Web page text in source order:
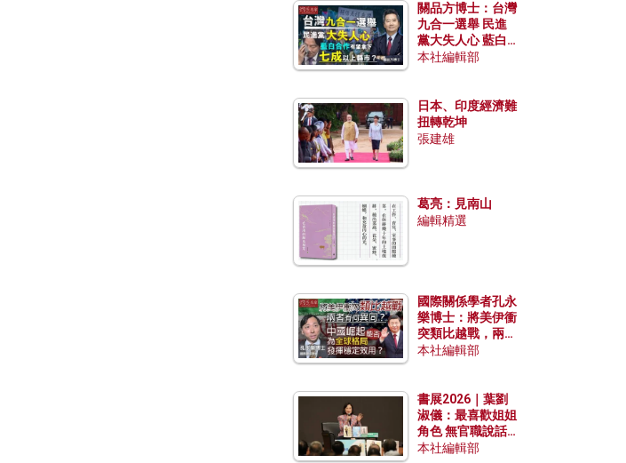
關品方博士：台灣
九合一選舉 民進
黨大失人心 藍白
合作有望拿下七成
本社編輯部
日本、印度經濟難
扭轉乾坤
張建雄
葛亮：見南山
編輯精選
國際關係學者孔永
樂博士：將美伊衝
突類比越戰，兩者
有何異同？中國崛
本社編輯部
書展2026｜葉劉
淑儀：最喜歡姐姐
角色 無官職說話
包袱少
本社編輯部